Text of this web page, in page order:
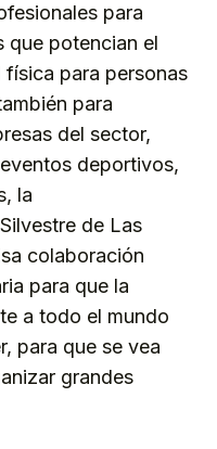
para
que potencian el
para personas
para
del sector,
deportivos,
la
de Las
colaboración
para que la
a todo el mundo
para que se vea
grandes